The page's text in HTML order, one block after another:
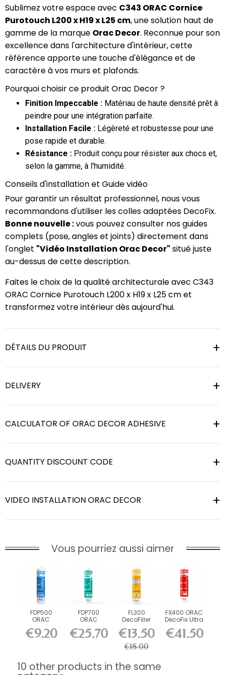
Sublimez votre espace avec C343 ORAC Cornice
Purotouch L200 x H19 x L25 cm, une solution haut de
gamme de la marque Orac Decor. Reconnue pour son
excellence dans l'architecture d'intérieur, cette
référence apporte une touche d'élégance et de
caractère à vos murs et plafonds.
Pourquoi choisir ce produit Orac Decor ?
Finition Impeccable : Matériau de haute densité prêt à
peindre pour une intégration parfaite.
Installation Facile : Légèreté et robustesse pour une
pose rapide et durable.
Résistance : Produit conçu pour résister aux chocs et,
selon la gamme, à l'humidité.
Conseils d'installation et Guide vidéo
Pour garantir un résultat professionnel, nous vous
recommandons d'utiliser les colles adaptées DecoFix.
Bonne nouvelle :vous pouvez consulter nos guides
complets (pose, angles et joints) directement dans
l'onglet "Vidéo Installation Orac Decor" situé juste
au-dessus de cette description.
Faites le choix de la qualité architecturale avec C343
ORAC Cornice Purotouch L200 x H19 x L25 cm et
transformez votre intérieur dès aujourd'hui.
DÉTAILS DU PRODUIT
DELIVERY
CALCULATOR OF ORAC DECOR ADHESIVE
QUANTITY DISCOUNT CODE
VIDEO INSTALLATION ORAC DECOR
Vous pourriez aussi aimer
FDP500
ORAC
DecoFix Pro
310 ml
€9.20
FDP700
ORAC
DecoFix
Power 290
ml
€25.70
FL300
DecoFiller
€13.50
€18.00
FX400 ORAC
DecoFix Ultra
€41.50
10 other products in the same